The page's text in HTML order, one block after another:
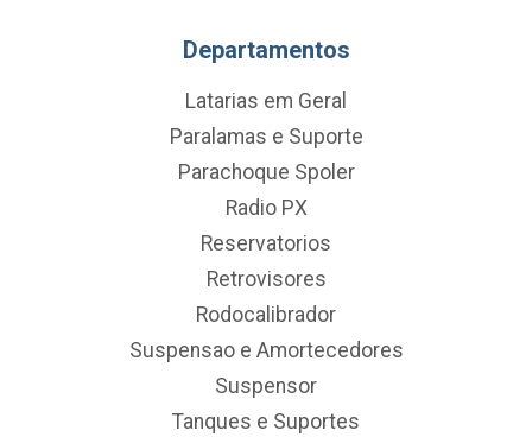
Departamentos
Latarias em Geral
Paralamas e Suporte
Parachoque Spoler
Radio PX
Reservatorios
Retrovisores
Rodocalibrador
Suspensao e Amortecedores
Suspensor
Tanques e Suportes